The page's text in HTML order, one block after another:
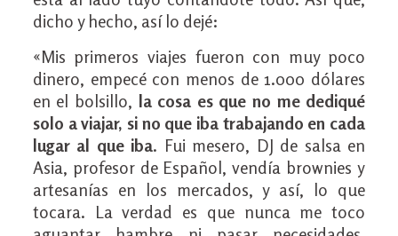
dicho y hecho, así lo dejé:
«Mis primeros viajes fueron con muy poco
dinero, empecé con menos de 1.000 dólares
en el bolsillo, la cosa es que no me dediqué
solo a viajar, si no que iba trabajando en cada
lugar al que iba. Fui mesero, DJ de salsa en
Asia, profesor de Español, vendía brownies y
artesanías en los mercados, y así, lo que
tocara. La verdad es que nunca me toco